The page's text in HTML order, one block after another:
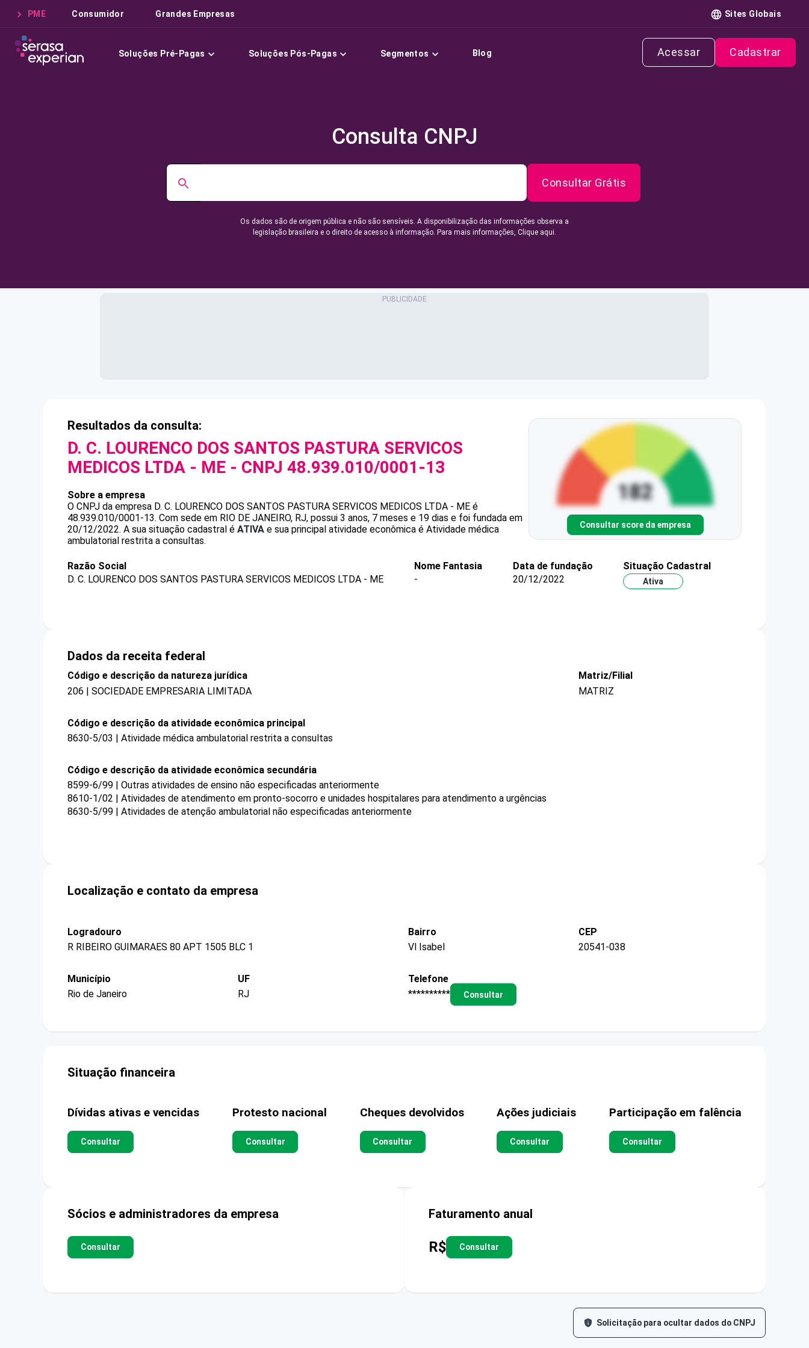
PME Consumidor Grandes Empresas Sites Globais
Soluções Pré-Pagas Soluções Pós-Pagas Segmentos Blog Acessar Cadastrar
Consulta CNPJ
Consultar Grátis
Os dados são de origem pública e não são sensíveis. A disponibilização das informações observa a
legislação brasileira e o direito de acesso à informação. Para mais informações, Clique aqui.
Resultados da consulta:
D. C. LOURENCO DOS SANTOS PASTURA SERVICOS
MEDICOS LTDA - ME - CNPJ 48.939.010/0001-13
Sobre a empresa
O CNPJ da empresa D. C. LOURENCO DOS SANTOS PASTURA SERVICOS MEDICOS LTDA - ME é
48.939.010/0001-13. Com sede em RIO DE JANEIRO, RJ, possui 3 anos, 7 meses e 19 dias e foi fundada em
20/12/2022. A sua situação cadastral é ATIVA e sua principal atividade econômica é Atividade médica
ambulatorial restrita a consultas.
Consultar score da empresa
Razão Social
D. C. LOURENCO DOS SANTOS PASTURA SERVICOS MEDICOS LTDA - ME
Nome Fantasia
-
Data de fundação
20/12/2022
Situação Cadastral
Ativa
Dados da receita federal
Código e descrição da natureza jurídica
206 | SOCIEDADE EMPRESARIA LIMITADA
Matriz/Filial
MATRIZ
Código e descrição da atividade econômica principal
8630-5/03 | Atividade médica ambulatorial restrita a consultas
Código e descrição da atividade econômica secundária
8599-6/99 | Outras atividades de ensino não especificadas anteriormente
8610-1/02 | Atividades de atendimento em pronto-socorro e unidades hospitalares para atendimento a urgências
8630-5/99 | Atividades de atenção ambulatorial não especificadas anteriormente
Localização e contato da empresa
Logradouro
R RIBEIRO GUIMARAES 80 APT 1505 BLC 1
Bairro
Vl Isabel
CEP
20541-038
Município
Rio de Janeiro
UF
RJ
Telefone
**********
Consultar
Situação financeira
Dívidas ativas e vencidas
Consultar
Protesto nacional
Consultar
Cheques devolvidos
Consultar
Ações judiciais
Consultar
Participação em falência
Consultar
Sócios e administradores da empresa
Consultar
Faturamento anual
R$ Consultar
Solicitação para ocultar dados do CNPJ